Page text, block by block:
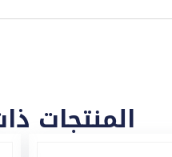
المنتجات